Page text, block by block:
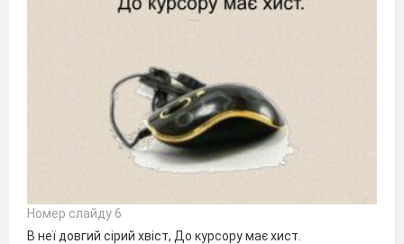
Номер слайду 6
В неї довгий сірий хвіст, До курсору має хист.